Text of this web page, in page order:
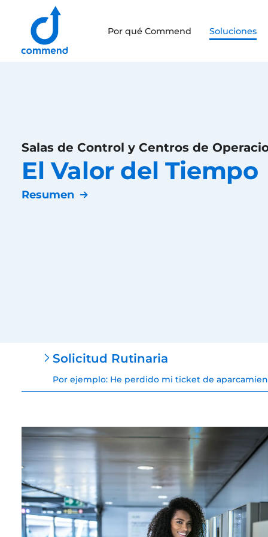
Scroll to content
Por qué Commend Soluciones
Salas de Control y Centros de
El Valor del Tiempo
Resumen
Solicitud Rutinaria
Por ejemplo: He perdido mi ticket de